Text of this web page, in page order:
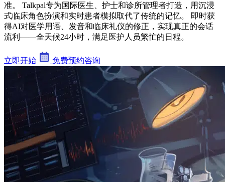
准。 Talkpal专为国际医生、护士和诊所管理者打造，用沉浸
式临床角色扮演和实时患者模拟取代了传统的记忆。 即时获
得AI对医学用语、发音和临床礼仪的修正，实现真正的会话
流利——全天候24小时，满足医护人员繁忙的日程。
立即开始 免费预约咨询